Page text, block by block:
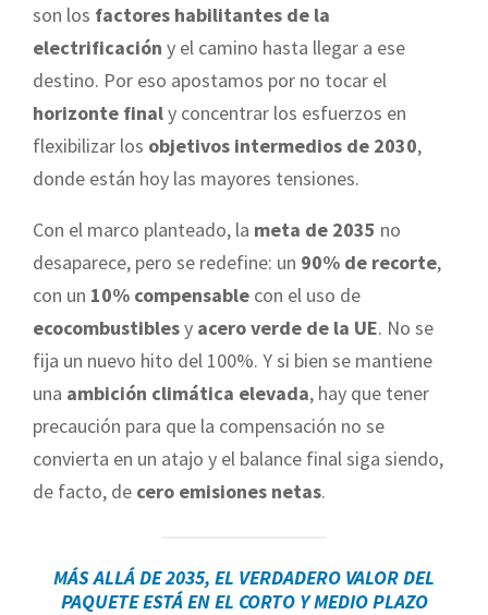
son los factores habilitantes de la
electrificación y el camino hasta llegar a ese
destino. Por eso apostamos por no tocar el
horizonte finaly concentrar los esfuerzos en
flexibilizar los objetivos intermedios de 2030,
donde están hoy las mayores tensiones.
Con el marco planteado, la meta de 2035 no
desaparece, pero se redefine: un 90% de recorte,
con un 10% compensable con el uso de
ecocombustiblesy acero verde de la UE. No se
fija un nuevo hito del 100%. Y si bien se mantiene
una ambición climática elevada, hay que tener
precaución para que la compensación no se
convierta en un atajo y el balance final siga siendo,
de facto, de cero emisiones netas.
MÁS ALLÁ DE 2035, EL VERDADERO VALOR DEL
PAQUETE ESTÁ EN EL CORTO Y MEDIO PLAZO